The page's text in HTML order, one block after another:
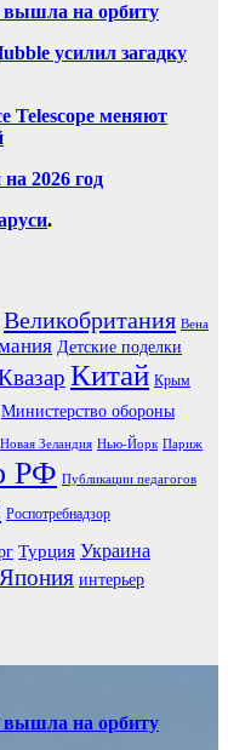
вышла на орбиту
усилил загадку
Telescope меняют
2026 год
.
Великобритания Вена
Детские поделки
Китай Крым
Министерство обороны
Новая Зеландия Нью-Йорк Париж
РФ Публикации педагогов
Роспотребнадзор
Турция Украина
Япония интерьер
вышла на орбиту